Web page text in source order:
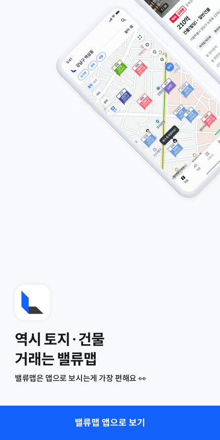
역시 토지·건물
거래는 밸류맵
밸류맵은 앱으로 보시는게 가장 편해요 👀
밸류맵 앱으로 보기